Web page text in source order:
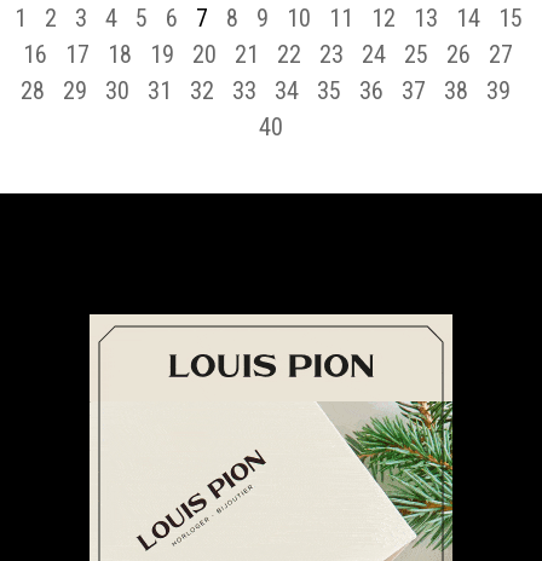
1 2 3 4 5 6 7 8 9 10 11 12 13 14
15
16
17 18 19 20 21 22 23 24 25 26
27
28
29 30 31 32 33 34 35 36 37 38
39
40